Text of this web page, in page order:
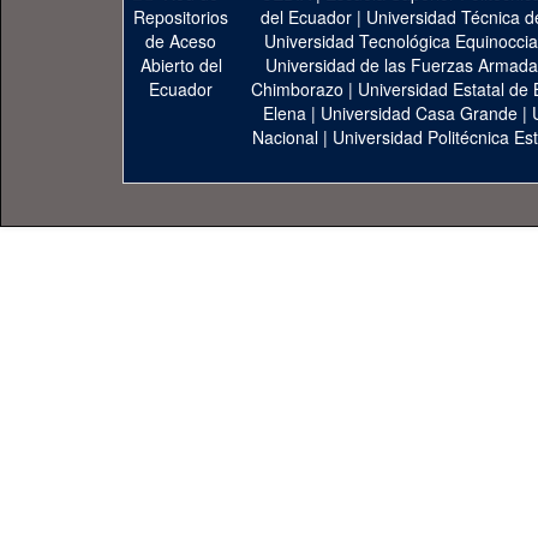
del Ecuador| Universidad Técnica
Universidad Tecnológica
Universidad de las Fuerzas
Chimborazo | Universidad Estatal de
Elena | Universidad Casa Grande |
Nacional | Universidad Politécnica